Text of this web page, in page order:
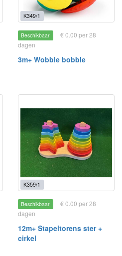
K349/1
Beschikbaar
€ 0.00 per 28
dagen
3m+ Wobble bobble
K359/1
Beschikbaar
€ 0.00 per 28
dagen
12m+ Stapeltorens ster +
cirkel